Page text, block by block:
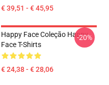
€ 39,51 - € 45,95
Happy Face Coleção Happy
Face T-Shirts
€ 24,38 - € 28,06
-20%